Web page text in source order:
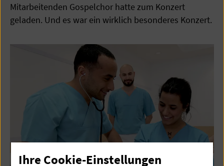
Mitarbeitenden Gospelchor hatte zum Konzert
geladen. Und es war ein wirklich besonderes Konzert.
Ihre Cookie-Einstellungen